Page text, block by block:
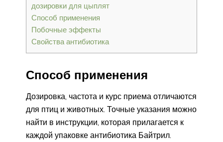
дозировки для цыплят
Способ применения
Побочные эффекты
Свойства антибиотика
Способ применения
Дозировка, частота и курс приема отличаются
для птиц и животных. Точные указания можно
найти в инструкции, которая прилагается к
каждой упаковке антибиотика Байтрил.